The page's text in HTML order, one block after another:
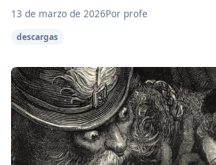
13 de marzo de 2026Por profe
descargas